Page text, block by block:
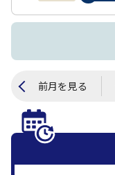
前月を見る